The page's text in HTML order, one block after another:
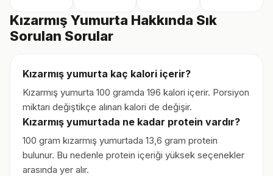
Kızarmış Yumurta Hakkında Sık
Sorulan Sorular
Kızarmış yumurta kaç kalori içerir?
Kızarmış yumurta 100 gramda 196 kalori içerir. Porsiyon
miktarı değiştikçe alınan kalori de değişir.
Kızarmış yumurtada ne kadar protein vardır?
100 gram kızarmış yumurtada 13,6 gram protein
bulunur. Bu nedenle protein içeriği yüksek seçenekler
arasında yer alır.